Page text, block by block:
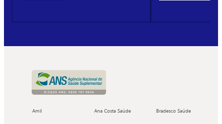
Amil Ana Costa Saúde Bradesco Saúde